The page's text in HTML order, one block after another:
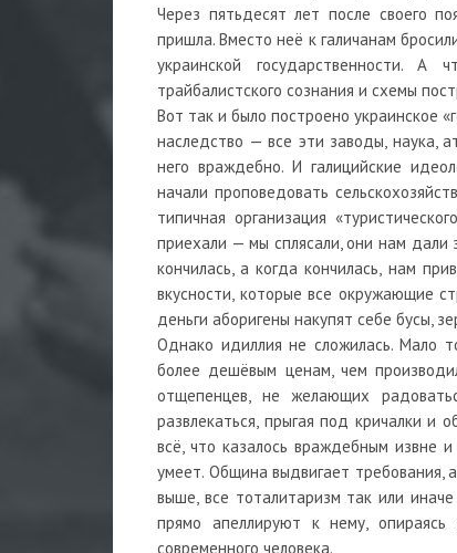
Через пятьдесят лет после своего
пришла. Вместо неё к галичанам
украинской государственности. А
трайбалистского сознания и схемы
Вот так и было построено украинское
наследство — все эти заводы, наука,
него враждебно. И галицийские
начали проповедовать
типичная организация
приехали — мы сплясали, они нам
кончилась, а когда кончилась, нам
вкусности, которые все окружающие
деньги аборигены накупят себе бусы,
Однако идиллия не сложилась. Мало
более дешёвым ценам, чем
отщепенцев, не желающих
развлекаться, прыгая под кричалки и
всё, что казалось враждебным извне
умеет. Община выдвигает требования,
выше, все тоталитаризм так или
прямо апеллируют к нему,
современного человека.